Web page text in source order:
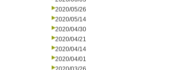
2020/05/26
2020/05/14
2020/04/30
2020/04/21
2020/04/14
2020/04/01